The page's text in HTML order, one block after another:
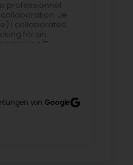
professionnel
Je
I collaborated
for an
IT
quickly and
work rather
Mina, and
and
IT Family
von Google